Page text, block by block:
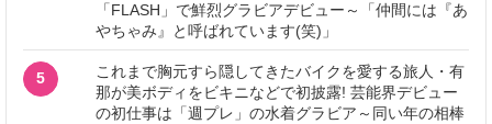
「FLASH」で鮮烈グラビアデビュー～「仲間には『あ
やちゃみ』と呼ばれています(笑)」
5
これまで胸元すら隠してきたバイクを愛する旅人・有
那が美ボディをビキニなどで初披露! 芸能界デビュー
の初仕事は「週プレ」の水着グラビア～同い年の相棒